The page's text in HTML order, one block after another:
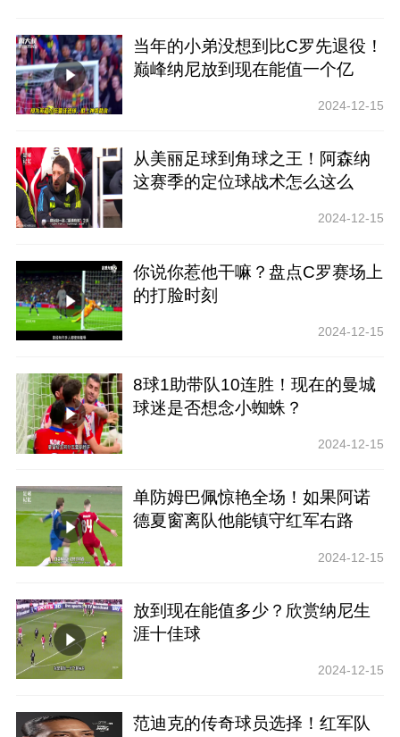
当年的小弟没想到比C罗先退役！
巅峰纳尼放到现在能值一个亿
2024-12-15
从美丽足球到角球之王！阿森纳
这赛季的定位球战术怎么这么
2024-12-15
你说你惹他干嘛？盘点C罗赛场上
的打脸时刻
2024-12-15
8球1助带队10连胜！现在的曼城
球迷是否想念小蜘蛛？
2024-12-15
单防姆巴佩惊艳全场！如果阿诺
德夏窗离队他能镇守红军右路
2024-12-15
放到现在能值多少？欣赏纳尼生
涯十佳球
2024-12-15
范迪克的传奇球员选择！红军队